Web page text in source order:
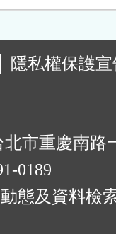
隱私權保護
市重慶南路
0189
態及資料檢